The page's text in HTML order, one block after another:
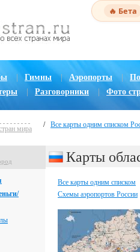
🔥 Бета
Гимны | Аэропорты
Разговорники Фото
мира
/ Все карты одним списком
Карты
Все карты одним списком
Схемы аэропортов России